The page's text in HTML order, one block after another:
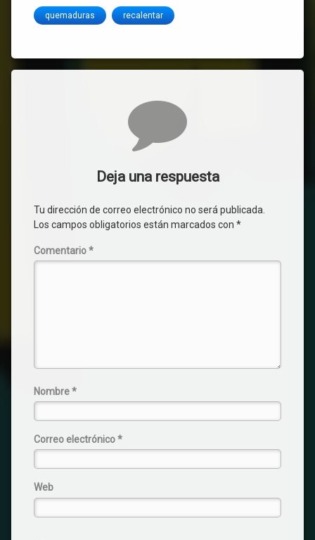
quemaduras recalentar
Deja una respuesta
Tu dirección de correo electrónico no será publicada.
Los campos obligatorios están marcados con *
Comentario*
Nombre*
Correo electrónico*
Web